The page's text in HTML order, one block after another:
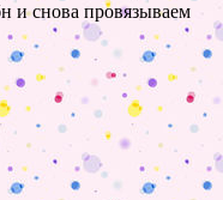
и снова провязываем